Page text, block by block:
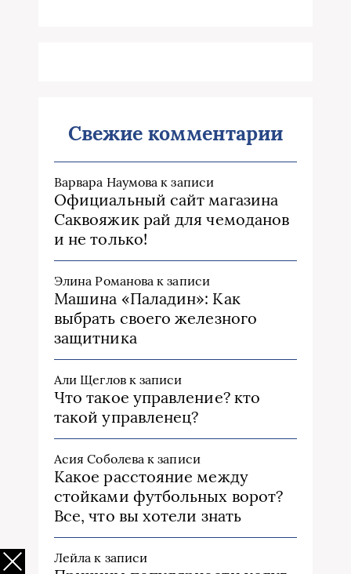
Свежие комментарии
Варвара Наумова к записи
Официальный сайт магазина
Саквояжик рай для чемоданов
и не только!
Элина Романова к записи
Машина «Паладин»: Как
выбрать своего железного
защитника
Али Щегловк записи
Что такое управление? кто
такой управленец?
Асия Соболева к записи
Какое расстояние между
стойками футбольных ворот?
Все, что вы хотели знать
Лейла к записи